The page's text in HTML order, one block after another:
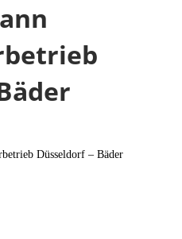
Düsseldorf – Bäder